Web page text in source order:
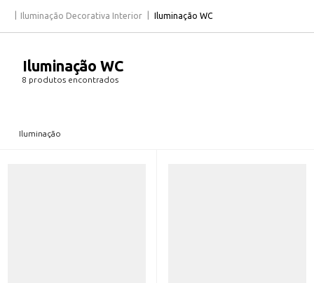
Iluminação Decorativa Interior Iluminação WC
Iluminação WC
8 produtos encontrados
Iluminação